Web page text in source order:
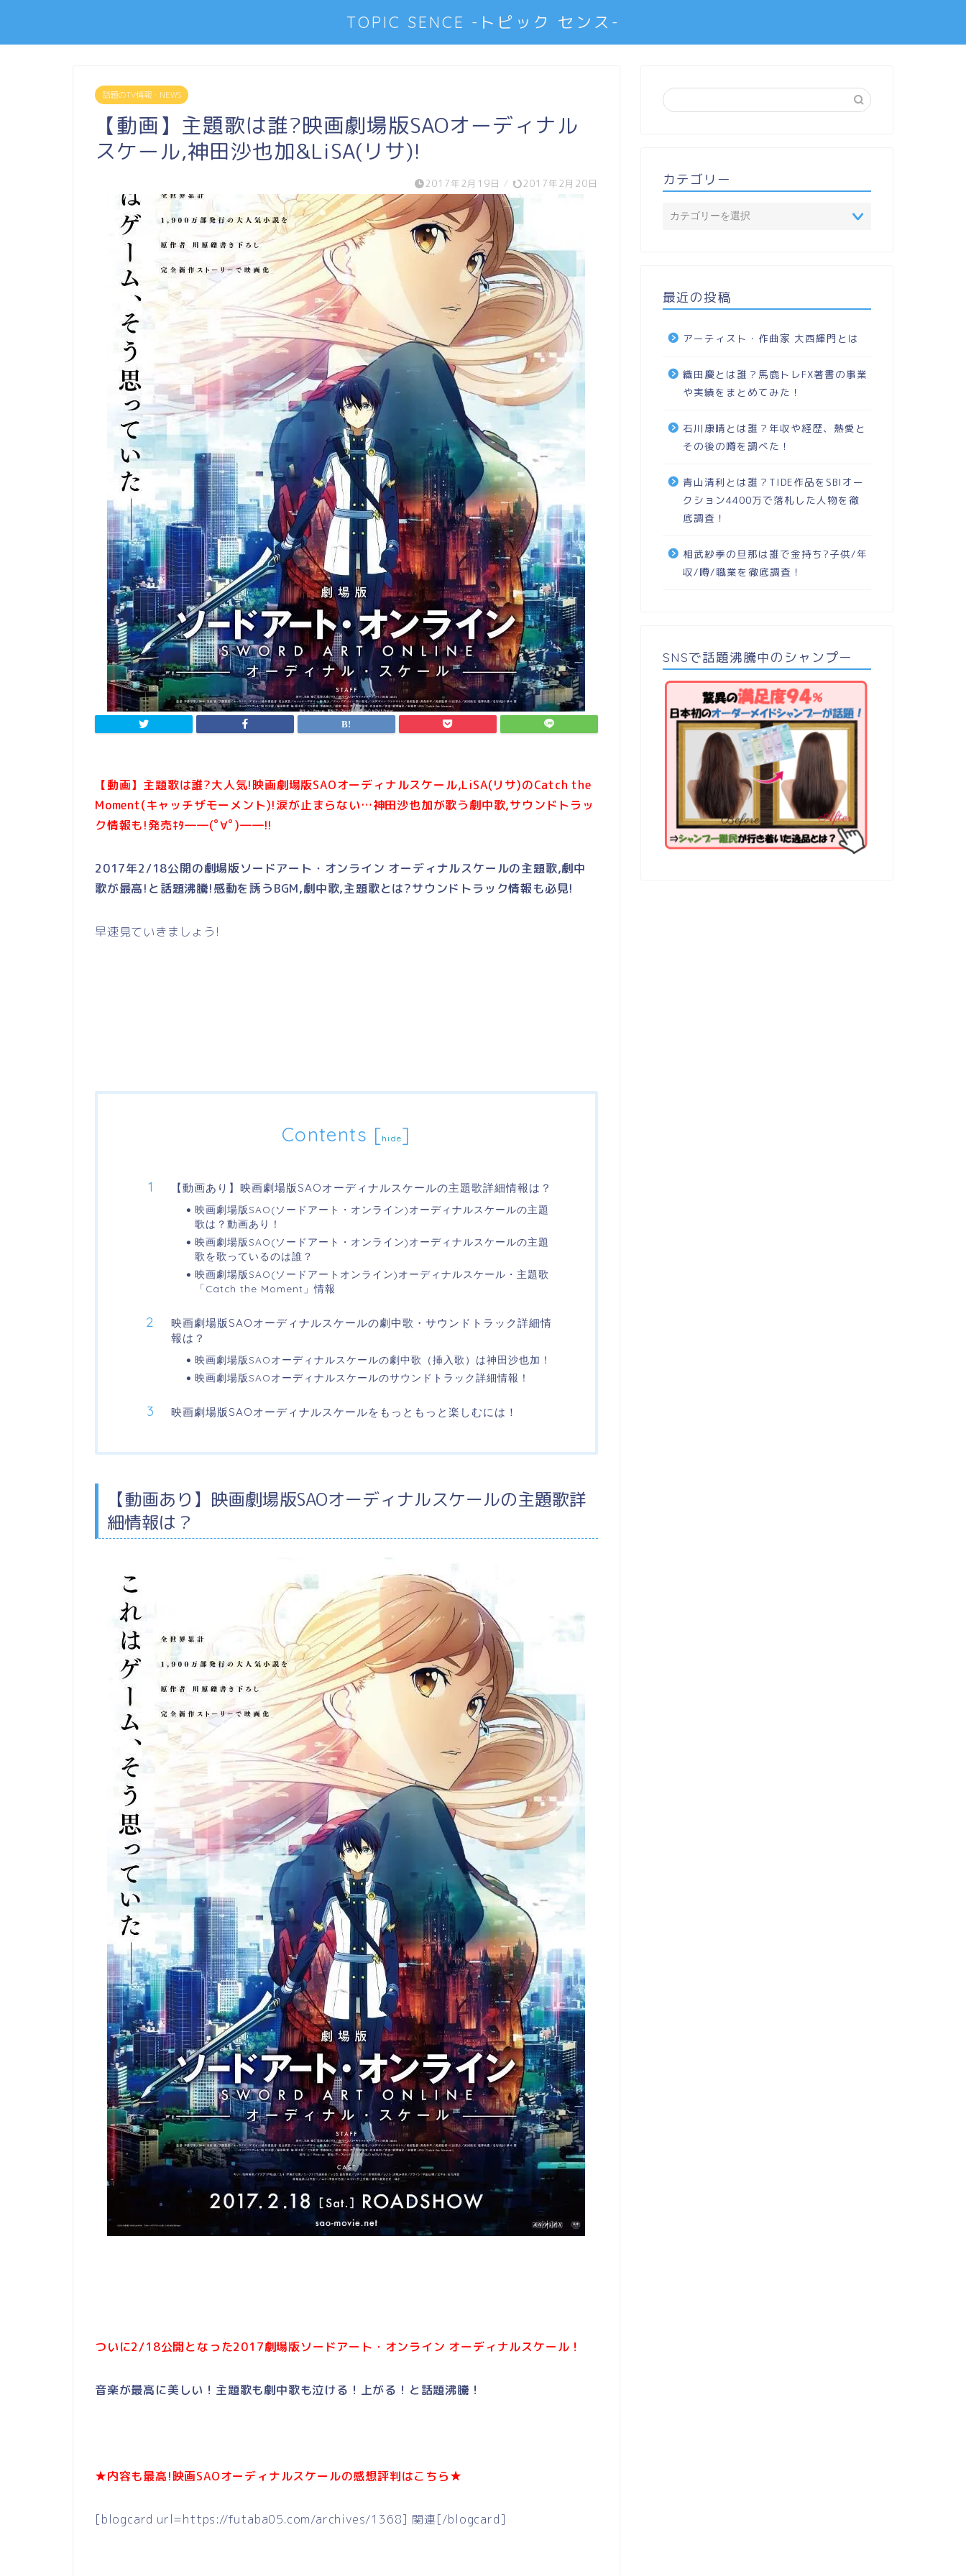
TOPIC SENCE -トピック センス-
話題のTV情報・NEWS
【動画】主題歌は誰?映画劇場版SAOオーディナル
スケール,神田沙也加&LiSA(リサ)!
2017年2月19日 / 2017年2月20日
【動画】主題歌は誰?大人気!映画劇場版SAOオーディナルスケール,LiSA(リサ)のCatch the
Moment(キャッチザモーメント)!涙が止まらない…神田沙也加が歌う劇中歌,サウンドトラッ
ク情報も!発売ｷﾀ――(ﾟ∀ﾟ)――!!
2017年2/18公開の劇場版ソードアート・オンライン オーディナルスケールの主題歌,劇中
歌が最高!と話題沸騰!感動を誘うBGM,劇中歌,主題歌とは?サウンドトラック情報も必見!
早速見ていきましょう!
Contents [hide]
【動画あり】映画劇場版SAOオーディナルスケールの主題歌詳細情報は？
映画劇場版SAO(ソードアート・オンライン)オーディナルスケールの主題
歌は？動画あり！
映画劇場版SAO(ソードアート・オンライン)オーディナルスケールの主題
歌を歌っているのは誰？
映画劇場版SAO(ソードアートオンライン)オーディナルスケール・主題歌
「Catch the Moment」情報
映画劇場版SAOオーディナルスケールの劇中歌・サウンドトラック詳細情
報は？
映画劇場版SAOオーディナルスケールの劇中歌（挿入歌）は神田沙也加！
映画劇場版SAOオーディナルスケールのサウンドトラック詳細情報！
映画劇場版SAOオーディナルスケールをもっともっと楽しむには！
【動画あり】映画劇場版SAOオーディナルスケールの主題歌詳
細情報は？
ついに2/18公開となった2017劇場版ソードアート・オンライン オーディナルスケール！
音楽が最高に美しい！主題歌も劇中歌も泣ける！上がる！と話題沸騰！
★内容も最高!映画SAOオーディナルスケールの感想評判はこちら★
[blogcard url=https://futaba05.com/archives/1368] 関連[/blogcard]
カテゴリー
最近の投稿
アーティスト・作曲家 大西輝門とは
織田慶とは誰？馬鹿トレFX著書の事業
や実績をまとめてみた！
石川康晴とは誰？年収や経歴、熱愛と
その後の噂を調べた！
青山清利とは誰？TIDE作品をSBIオー
クション4400万で落札した人物を徹
底調査！
相武紗季の旦那は誰で金持ち?子供/年
収/噂/職業を徹底調査！
SNSで話題沸騰中のシャンプー